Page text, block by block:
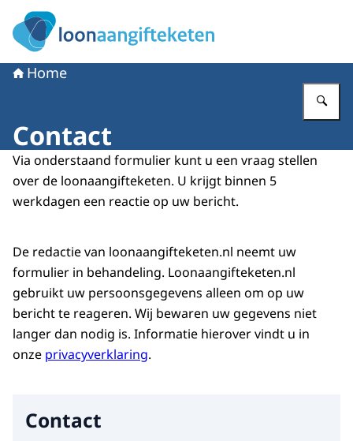
Naar de homepage van Loonaangifteketen
Home
Contact
Via onderstaand formulier kunt u een vraag stellen
over de loonaangifteketen. U krijgt binnen 5
werkdagen een reactie op uw bericht.
De redactie van loonaangifteketen.nl neemt uw
formulier in behandeling. Loonaangifteketen.nl
gebruikt uw persoonsgegevens alleen om op uw
bericht te reageren. Wij bewaren uw gegevens niet
langer dan nodig is. Informatie hierover vindt u in
onze privacyverklaring.
Contact
Hier niets invullen a.u.b.